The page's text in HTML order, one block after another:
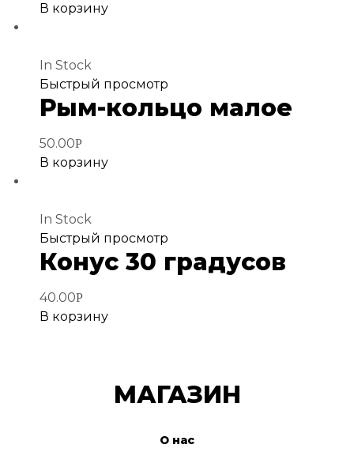
В корзину
In Stock
Добавить
в
Быстрый просмотр
Рым-кольцо малое
50.00Р
В корзину
In Stock
Добавить
в
избранное
Быстрый просмотр
Конус 30 градусов
40.00Р
В корзину
МАГАЗИН
О нас